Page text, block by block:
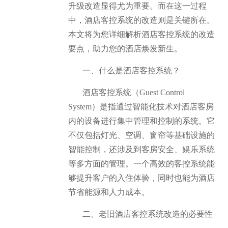
升级改造显得尤为重要。而在这一过程
中，酒店客控系统的改造则是关键所在。
本文将为您详细解析酒店客控系统的改造
要点，助力您的酒店焕发新生。
一、什么是酒店客控系统？
酒店客控系统（Guest Control
System）是指通过智能化技术对酒店客房
内的设备进行集中管理和控制的系统。它
不仅包括灯光、空调、窗帘等基础设施的
智能控制，还涉及到客房安全、娱乐系统
等多方面的管理。一个高效的客控系统能
够提升客户的入住体验，同时也能为酒店
节省能源和人力成本。
二、老旧酒店客控系统改造的必要性